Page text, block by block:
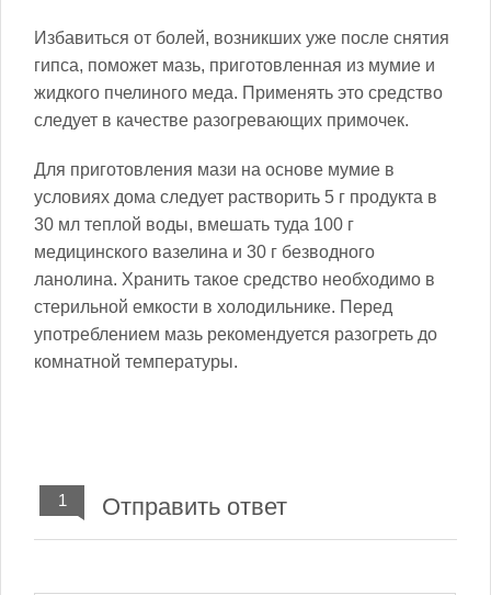
Избавиться от болей, возникших уже после снятия
гипса, поможет мазь, приготовленная из мумие и
жидкого пчелиного меда. Применять это средство
следует в качестве разогревающих примочек.
Для приготовления мази на основе мумие в
условиях дома следует растворить 5 г продукта в
30 мл теплой воды, вмешать туда 100 г
медицинского вазелина и 30 г безводного
ланолина. Хранить такое средство необходимо в
стерильной емкости в холодильнике. Перед
употреблением мазь рекомендуется разогреть до
комнатной температуры.
1 Отправить ответ